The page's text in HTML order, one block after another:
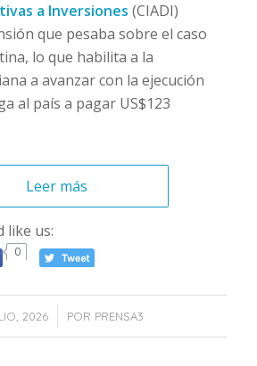
a Inversiones (CIADI)
que pesaba sobre el caso
lo que habilita a la
a avanzar con la ejecución
al país a pagar US$123
Leer más
like us:
0
2026
/ POR PRENSA3